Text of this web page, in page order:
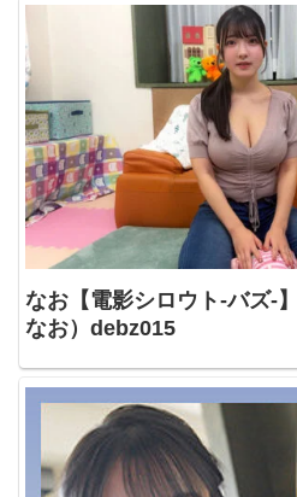
なお【電影シロウト-バズ-
なお）debz015